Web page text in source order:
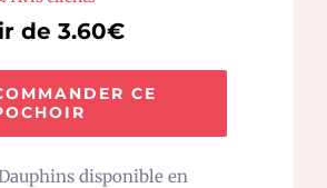
de 3.60€
CE
disponible en